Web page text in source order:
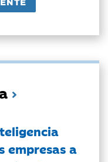
empresas a